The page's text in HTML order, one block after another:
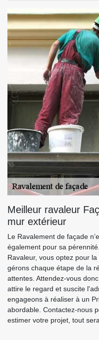
Meilleur ravaleur
mur extérieur
Le Ravalement de façade
également pour sa
Ravaleur, vous optez pour
gérons chaque étape de la
attentes. Attendez-vous
attire le regard et suscite
engageons à réaliser à un
abordable. Contactez-nous
estimer votre projet, tout